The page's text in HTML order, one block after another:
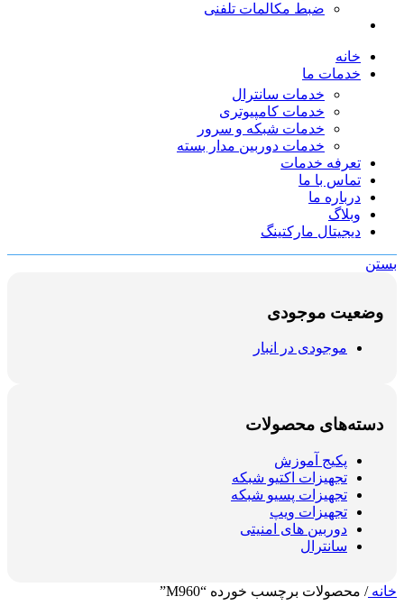
ضبط مکالمات تلفنی
خانه
خدمات ما
خدمات سانترال
خدمات کامپیوتری
خدمات شبکه و سرور
خدمات دوربین مدار بسته
تعرفه خدمات
تماس با ما
درباره ما
وبلاگ
دیجیتال مارکتینگ
بستن
وضعیت موجودی
موجودی در انبار
دسته‌های محصولات
پکیج آموزش
تجهیزات اکتیو شبکه
تجهیزات پسیو شبکه
تجهیزات ویپ
دوربین های امنیتی
سانترال
خانه/ محصولات برچسب خورده “M960”